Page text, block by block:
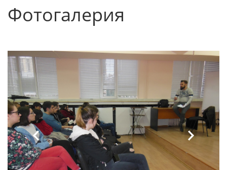
Фотогалерия